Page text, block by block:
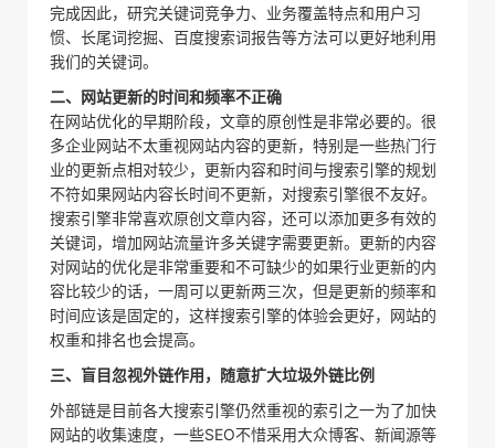
完成因此，研究关键词竞争力、业务覆盖特点和用户习
惯、长尾词挖掘、百度搜索词报告等方法可以更好地利用
我们的关键词。
二、网站更新的时间和频率不正确
在网站优化的早期阶段，文章的原创性是非常必要的。很
多企业网站不太重视网站内容的更新，特别是一些热门行
业的更新点相对较少，更新内容和时间与搜索引擎的规划
不符如果网站内容长时间不更新，对搜索引擎很不友好。
搜索引擎非常喜欢原创文章内容，还可以添加更多有效的
关键词，增加网站流量许多关键字需要更新。更新的内容
对网站的优化是非常重要和不可缺少的如果行业更新的内
容比较少的话，一周可以更新两三次，但是更新的频率和
时间应该是固定的，这样搜索引擎的体验会更好，网站的
权重和排名也会提高。
三、盲目忽视外链作用，随意扩大垃圾外链比例
外部链是目前各大搜索引擎仍然重视的索引之一为了加快
网站的收集速度，一些SEO不惜采用大众博客、新闻源等